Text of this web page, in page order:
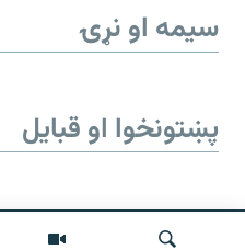
سیمه او نړۍ
پښتونخوا او قبایل
موږ وڅارئ